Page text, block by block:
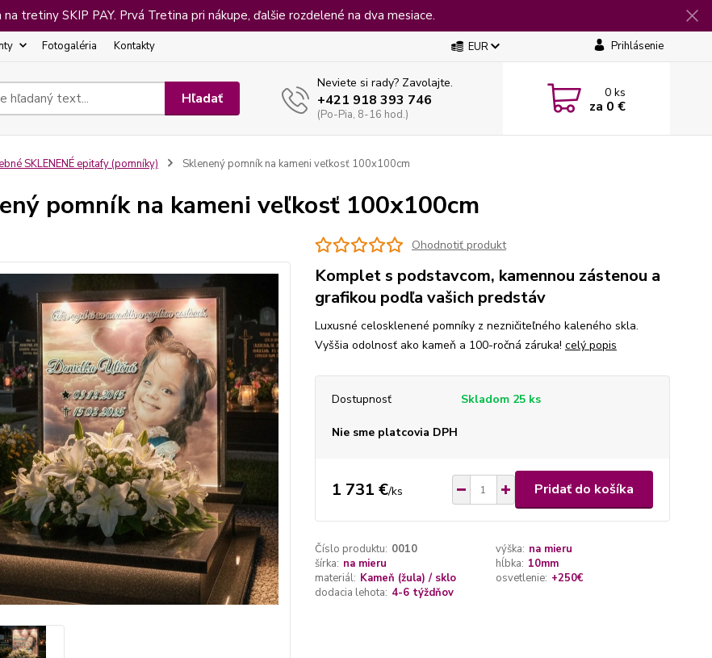
tretiny SKIP PAY. Prvá Tretina pri nákupe, ďalšie rozdelené na dva mesiace.
Fotogaléria Kontakty EUR Prihlásenie
Hľadať
Neviete si rady? Zavolajte.
+421 918 393 746
(Po-Pia, 8-16 hod.)
0ks
za 0 €
SKLENENÉ epitafy (pomníky) Sklenený pomník na kameni veľkosť 100x100cm
pomník na kameni veľkosť 100x100cm
Ohodnotiť produkt
Komplet s podstavcom, kamennou zástenou a
grafikou podľa vašich predstáv
Luxusné celosklenené pomníky z nezničiteľného kaleného skla.
Vyššia odolnosť ako kameň a 100-ročná záruka! celý popis
Dostupnosť Skladom 25 ks
Nie sme platcovia DPH
1 731 €/ks Pridať do košíka
Číslo produktu: 0010 výška: na mieru
šírka: na mieru hĺbka: 10mm
materiál: Kameň (žula) / sklo osvetlenie: +250€
dodacia lehota: 4-6 týždňov